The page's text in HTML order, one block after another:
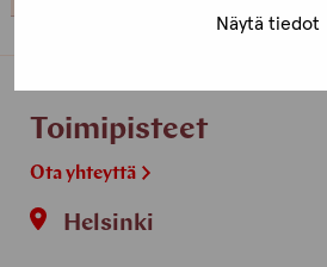
Näytä tiedot
Toimipisteet
Ota yhteyttä
Helsinki